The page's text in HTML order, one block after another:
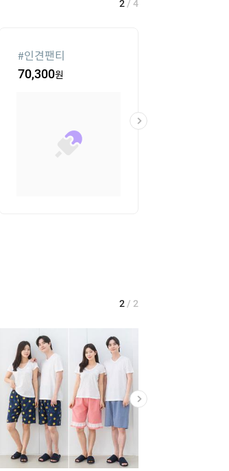
#인견팬티
70,300원
2 / 4
2 / 2